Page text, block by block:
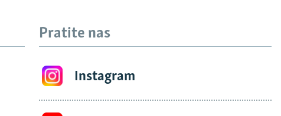
Pratite nas
Instagram